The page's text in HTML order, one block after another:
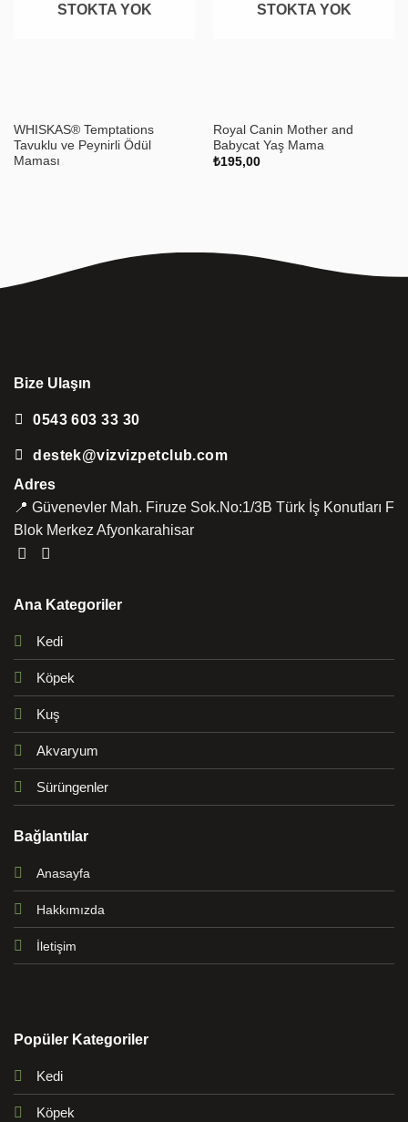
STOKTA YOK
WHISKAS® Temptations
Tavuklu ve Peynirli Ödül
Maması
STOKTA YOK
Royal Canin Mother and
Babycat Yaş Mama
₺195,00
Bize Ulaşın
0543 603 33 30
destek@vizvizpetclub.com
Adres
📍 Güvenevler Mah. Firuze Sok.No:1/3B Türk İş Konutları F
Blok Merkez Afyonkarahisar
Ana Kategoriler
Kedi
Köpek
Kuş
Akvaryum
Sürüngenler
Bağlantılar
Anasayfa
Hakkımızda
İletişim
Popüler Kategoriler
Kedi
Köpek